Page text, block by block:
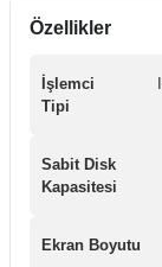
Özellikler
İşlemci
Tipi
Sabit Disk
Kapasitesi
Ekran Boyutu